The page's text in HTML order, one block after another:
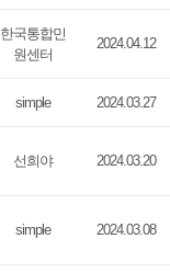
한국통합민
원센터
2024.04.12
simple 2024.03.27
선희야 2024.03.20
simple 2024.03.08